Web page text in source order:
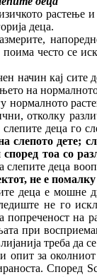
растење
деца.
често се
начин кај
на
отколку
деца го
слепото дете;
тоа со
слепите деца
не е
деца е мошне
не го
на
при
треба да
за
Според